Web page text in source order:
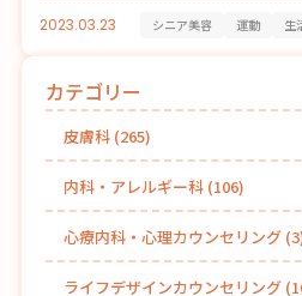
2023.03.23 シニア美容 運動 生
カテゴリー
皮膚科(265)
内科・アレルギー科(106)
心療内科・心理カウンセリング
ライフデザインカウンセリング